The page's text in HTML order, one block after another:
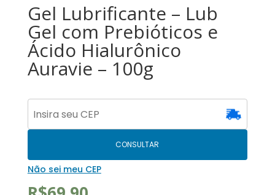
Gel Lubrificante – Lub
Gel com Prebióticos e
Ácido Hialurônico
Auravie – 100g
CONSULTAR
Não sei meu CEP